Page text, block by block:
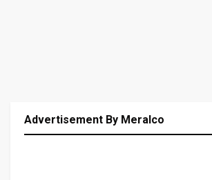
Advertisement By Meralco